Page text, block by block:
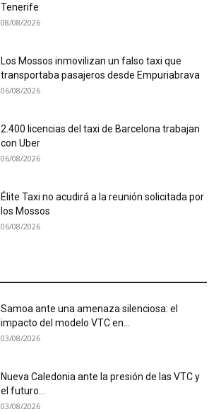
Tenerife
08/08/2026
Los Mossos inmovilizan un falso taxi que
transportaba pasajeros desde Empuriabrava
06/08/2026
2.400 licencias del taxi de Barcelona trabajan
con Uber
06/08/2026
Élite Taxi no acudirá a la reunión solicitada por
los Mossos
06/08/2026
Samoa ante una amenaza silenciosa: el
impacto del modelo VTC en...
03/08/2026
Nueva Caledonia ante la presión de las VTC y
el futuro...
03/08/2026